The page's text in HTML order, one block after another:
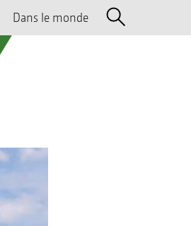
Dans le monde